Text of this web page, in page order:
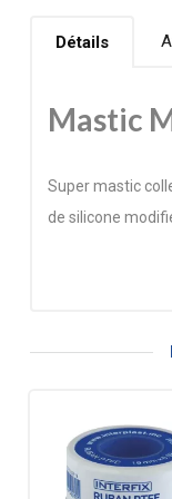
Détails
Mastic
Super mastic
de silicone
Etanche à l’eau
Particulièrement
MS 3000 PRO
réalisation de